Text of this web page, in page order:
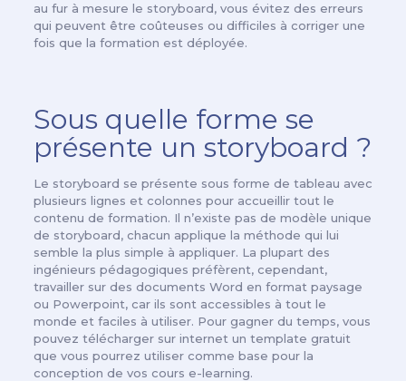
au fur à mesure le storyboard, vous évitez des erreurs
qui peuvent être coûteuses ou difficiles à corriger une
fois que la formation est déployée.
Sous quelle forme se
présente un storyboard ?
Le storyboard se présente sous forme de tableau avec
plusieurs lignes et colonnes pour accueillir tout le
contenu de formation. Il n’existe pas de modèle unique
de storyboard, chacun applique la méthode qui lui
semble la plus simple à appliquer. La plupart des
ingénieurs pédagogiques préfèrent, cependant,
travailler sur des documents Word en format paysage
ou Powerpoint, car ils sont accessibles à tout le
monde et faciles à utiliser. Pour gagner du temps, vous
pouvez télécharger sur internet un template gratuit
que vous pourrez utiliser comme base pour la
conception de vos cours e-learning.